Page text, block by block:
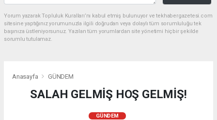
Yorum yazarak Topluluk Kuralları’nı kabul etmiş bulunuyor ve tekhabergazetesi.com
sitesine yaptığınız yorumunuzla ilgili doğrudan veya dolaylı tüm sorumluluğu tek
başınıza üstleniyorsunuz. Yazılan tüm yorumlardan site yönetimi hiçbir şekilde
sorumlu tutulamaz.
Anasayfa GÜNDEM
SALAH GELMİŞ HOŞ GELMİŞ!
GÜNDEM